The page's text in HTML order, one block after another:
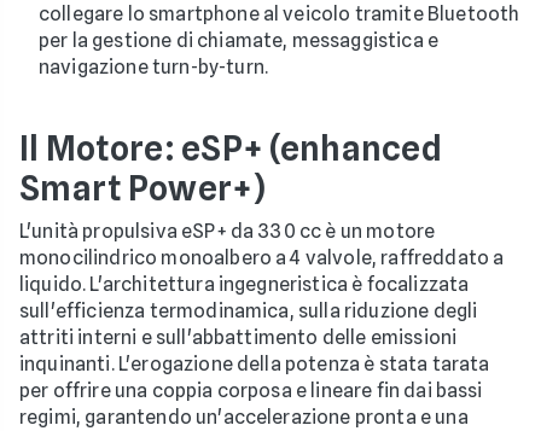
collegare lo smartphone al veicolo tramite Bluetooth
per la gestione di chiamate, messaggistica e
navigazione turn-by-turn.
Il Motore: eSP+ (enhanced
Smart Power+)
L'unità propulsiva eSP+ da 330 cc è un motore
monocilindrico monoalbero a 4 valvole, raffreddato a
liquido. L'architettura ingegneristica è focalizzata
sull'efficienza termodinamica, sulla riduzione degli
attriti interni e sull'abbattimento delle emissioni
inquinanti. L'erogazione della potenza è stata tarata
per offrire una coppia corposa e lineare fin dai bassi
regimi, garantendo un'accelerazione pronta e una